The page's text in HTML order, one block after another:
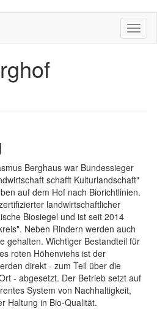
Berghaus war Bundessieger
schafft Kulturlandschaft"
auf dem Hof nach Biorichtlinien.
landwirtschaftlicher
Biosiegel und ist seit 2014
Neben Rindern werden auch
gehalten. Wichtiger Bestandteil für
roten Höhenviehs ist der
direkt - zum Teil über die
- abgesetzt. Der Betrieb setzt auf
System von Nachhaltigkeit,
Haltung in Bio-Qualität.